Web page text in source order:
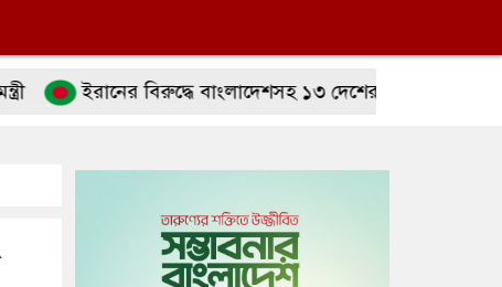
ইরানের বিরুদ্ধে বাংলাদেশসহ ১৩ দেশের প্রতিরক্ষা জোটে প্রধান